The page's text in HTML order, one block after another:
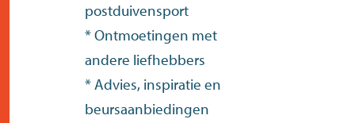
postduivensport
* Ontmoetingen met
andere liefhebbers
* Advies, inspiratie en
beursaanbiedingen